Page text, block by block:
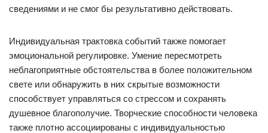
сведениями и не смог бы результативно действовать.
Индивидуальная трактовка событий также помогает
эмоциональной регулировке. Умение пересмотреть
неблагоприятные обстоятельства в более положительном
свете или обнаружить в них скрытые возможности
способствует управляться со стрессом и сохранять
душевное благополучие. Творческие способности человека
также плотно ассоциированы с индивидуальностью